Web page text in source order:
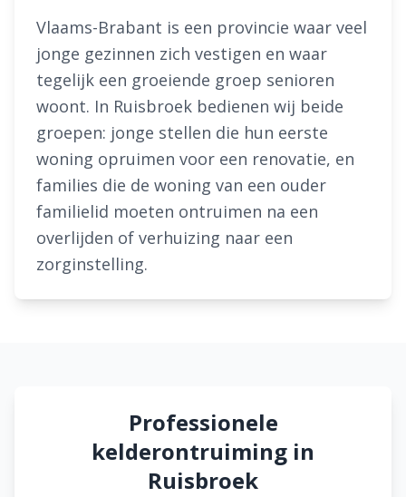
Vlaams-Brabant is een provincie waar veel
jonge gezinnen zich vestigen en waar
tegelijk een groeiende groep senioren
woont. In Ruisbroek bedienen wij beide
groepen: jonge stellen die hun eerste
woning opruimen voor een renovatie, en
families die de woning van een ouder
familielid moeten ontruimen na een
overlijden of verhuizing naar een
zorginstelling.
Professionele
kelderontruiming in
Ruisbroek